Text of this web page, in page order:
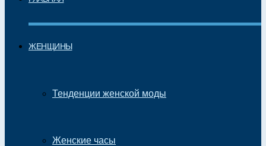
ЖЕНЩИНЫ
Тенденции женской моды
Женские часы